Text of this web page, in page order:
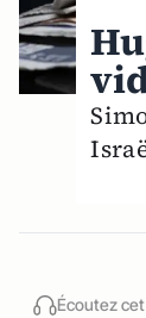
Écoutez